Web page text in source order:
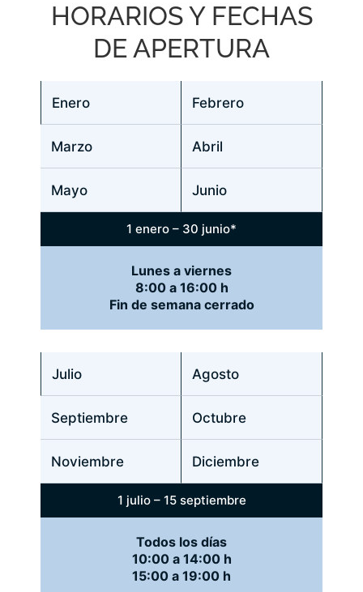
HORARIOS Y FECHAS
DE APERTURA
Enero Febrero
Marzo Abril
Mayo Junio
1 enero – 30 junio*
Lunes a viernes
8:00 a 16:00 h
Fin de semana cerrado
Julio Agosto
Septiembre Octubre
Noviembre Diciembre
1 julio – 15 septiembre
Todos los días
10:00 a 14:00 h
15:00 a 19:00 h